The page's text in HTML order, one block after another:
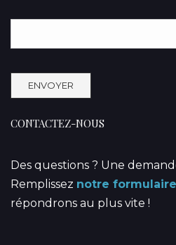
CONTACTEZ-NOUS
Des questions ? Une
Remplissez notre formulaire
répondrons au plus vite !